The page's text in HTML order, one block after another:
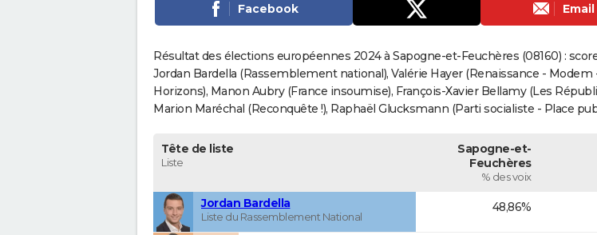
Facebook Email
Résultat des élections européennes 2024 à Sapogne-et-Feuchères (08160) :
Jordan Bardella (Rassemblement national), Valérie Hayer (Renaissance - Modem
Horizons), Manon Aubry (France insoumise), François-Xavier Bellamy (Les
Marion Maréchal (Reconquête !), Raphaël Glucksmann (Parti socialiste - Place
Tête de liste
Liste
Sapogne-et-
Feuchères
% des voix
Jordan Bardella
Liste du Rassemblement National
48,86%